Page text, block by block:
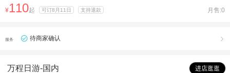
¥110起 可订8月11日 支持退款 月售:0
服务 待商家确认 
万程日游-国内 进店逛逛